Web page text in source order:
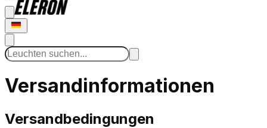
Versandinformationen
Versandbedingungen